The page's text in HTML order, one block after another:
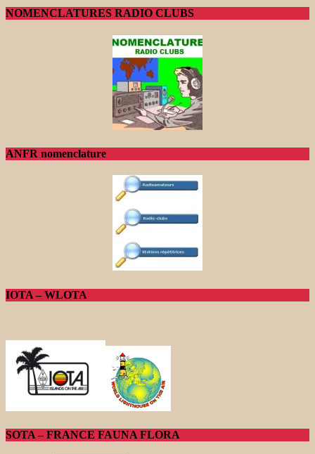
NOMENCLATURES RADIO CLUBS
ANFR nomenclature
IOTA – WLOTA
SOTA – FRANCE FAUNA FLORA